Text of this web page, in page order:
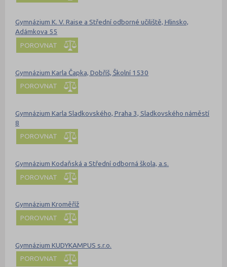
Gymnázium K. V. Raise a Střední odborné učiliště, Hlinsko,
Adámkova 55
POROVNAT
Gymnázium Karla Čapka, Dobříš, Školní 1530
POROVNAT
Gymnázium Karla Sladkovského, Praha 3, Sladkovského náměstí
8
POROVNAT
Gymnázium Kodaňská a Střední odborná škola, a.s.
POROVNAT
Gymnázium Kroměříž
POROVNAT
Gymnázium KUDYKAMPUS s.r.o.
POROVNAT